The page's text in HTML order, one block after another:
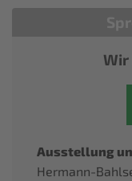
Wir
Ausstellung
Hermann-